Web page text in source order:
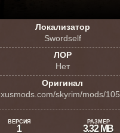
Локализатор
Swordself
ЛОР
Нет
Оригинал
skyrim/mods/
ВЕРСИЯ
1
РАЗМЕР
3.32 MB